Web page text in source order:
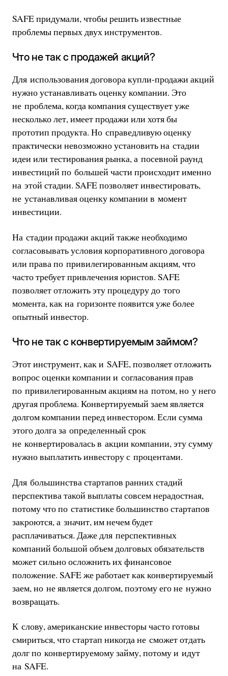
SAFE придумали, чтобы решить известные
проблемы первых двух инструментов.
Что не так с продажей акций?
Для использования договора купли-продажи акций
нужно устанавливать оценку компании. Это
не проблема, когда компания существует уже
несколько лет, имеет продажи или хотя бы
прототип продукта. Но справедливую оценку
практически невозможно установить на стадии
идеи или тестирования рынка, а посевной раунд
инвестиций по большей части происходит именно
на этой стадии. SAFE позволяет инвестировать,
не устанавливая оценку компании в момент
инвестиции.
На стадии продажи акций также необходимо
согласовывать условия корпоративного договора
или права по привилегированным акциям, что
часто требует привлечения юристов. SAFE
позволяет отложить эту процедуру до того
момента, как на горизонте появится уже более
опытный инвестор.
Что не так с конвертируемым займом?
Этот инструмент, как и SAFE, позволяет отложить
вопрос оценки компании и согласования прав
по привилегированным акциям на потом, но у него
другая проблема. Конвертируемый заем является
долгом компании перед инвестором. Если сумма
этого долга за определенный срок
не конвертировалась в акции компании, эту сумму
нужно выплатить инвестору с процентами.
Для большинства стартапов ранних стадий
перспектива такой выплаты совсем нерадостная,
потому что по статистике большинство стартапов
закроются, а значит, им нечем будет
расплачиваться. Даже для перспективных
компаний большой объем долговых обязательств
может сильно осложнить их финансовое
положение. SAFE же работает как конвертируемый
заем, но не является долгом, поэтому его не нужно
возвращать.
К слову, американские инвесторы часто готовы
смириться, что стартап никогда не сможет отдать
долг по конвертируемому займу, потому и идут
на SAFE.